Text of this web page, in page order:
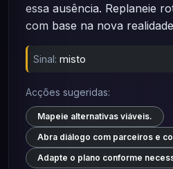
essa ausência. Replaneie
com base na nova
Sinal: misto
Acções sugeridas:
Mapeie alternativas viáveis.
Abra diálogo com parceiros e
Adapte o plano conforme